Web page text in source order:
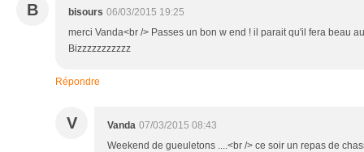
B bisours 06/03/2015 19:25
merci Vanda<br /> Passes un bon w end ! il parait qu'il fera beau
Bizzzzzzzzzzz
Répondre
V Vanda 07/03/2015 08:43
Weekend de gueuletons ....<br /> ce soir un repas de